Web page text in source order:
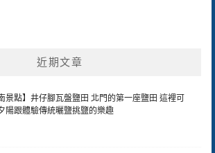
近期文章
景點】井仔腳瓦盤鹽田 北門的第一座鹽田 這裡可
陽跟體驗傳統曬鹽挑鹽的樂趣